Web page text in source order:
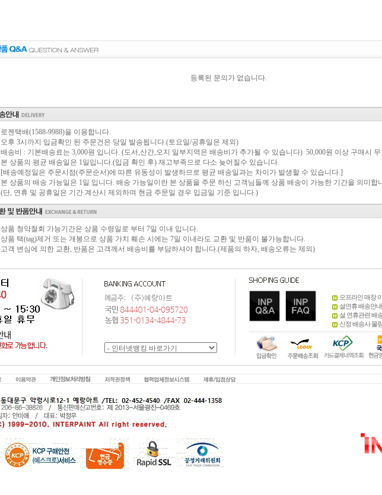
등록된 문의가 없습니다.
로젠택배(1588-9988)을 이용합니다.
오후 3시까지 입금확인 된 주문건은 당일 발송됩니다.(토요일/공휴일은 제외)
배송비 : 기본배송료는 3,000원 입니다. (도서,산간,오지 일부지역은 배송비가 추가될 수 있습니다) 50,000원 이상 구매시
본 상품의 평균 배송일은 1일입니다.(입금 확인 후) 재고부족으로 다소 늦어질수 있습니다.
[배송예정일은 주문시점(주문순서)에 따른 유동성이 발생하므로 평균 배송일과는 차이가 발생할 수 있습니다.]
본 상품의 배송 가능일은 1일 입니다. 배송 가능일이란 본 상품을 주문 하신 고객님들께 상품 배송이 가능한 기간을 의미합
(단, 연휴 및 공휴일은 기간 계산시 제외하며 현금 주문일 경우 입금일 기준 입니다.)
상품 청약철회 가능기간은 상품 수령일로 부터 7일 이내 입니다.
상품 택(tag)제거 또는 개봉으로 상품 가치 훼손 시에는 7일 이내라도 교환 및 반품이 불가능합니다.
고객 변심에 의한 교환, 반품은 고객께서 배송비를 부담하셔야 합니다.(제품의 하자, 배송오류는 제외)
오프라인 매장
설연휴 배송안내
설 연휴관련 배
신정 배송사 물